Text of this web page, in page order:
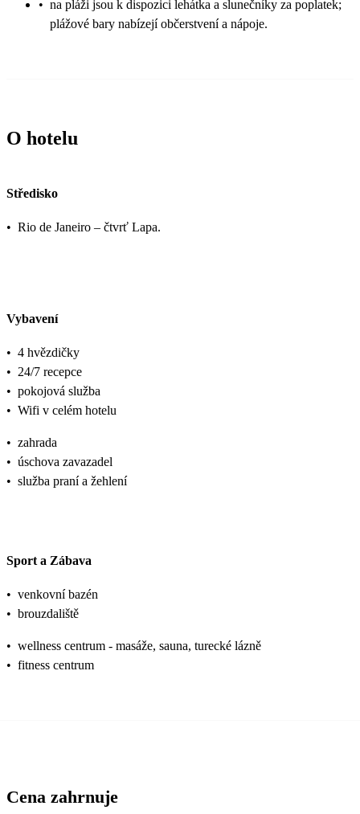
• na pláži jsou k dispozici lehátka a slunečníky za poplatek;
plážové bary nabízejí občerstvení a nápoje.
O hotelu
Středisko
• Rio de Janeiro – čtvrť Lapa.
Vybavení
• 4 hvězdičky
• 24/7 recepce
• pokojová služba
• Wifi v celém hotelu
• zahrada
• úschova zavazadel
• služba praní a žehlení
Sport a Zábava
• venkovní bazén
• brouzdaliště
• wellness centrum - masáže, sauna, turecké lázně
• fitness centrum
Cena zahrnuje